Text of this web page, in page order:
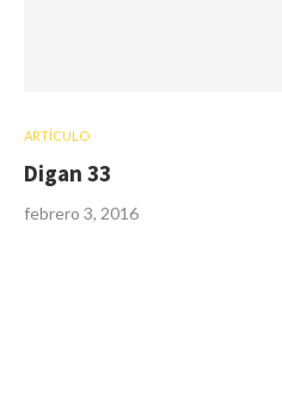
ARTÍCULO
Digan 33
febrero 3, 2016